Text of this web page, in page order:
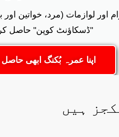
"ڈسکاؤنٹ کوپن" حاصل
اپنا عمرہ بُکنگ ابھی
ہیں